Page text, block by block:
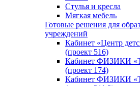
Стулья и кресла
Мягкая мебель
Готовые решения для
учреждений
Кабинет «Центр
(проект 516)
Кабинет ФИЗИКИ
(проект 174)
Кабинет ФИЗИКИ